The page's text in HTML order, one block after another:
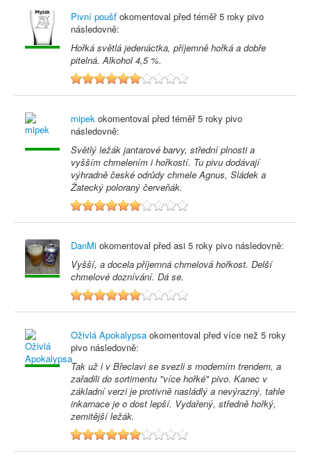
Pivní poušť okomentoval před téměř 5 roky pivo
následovně:
Hořká světlá jedenáctka, příjemně hořká a dobře
pitelná. Alkohol 4,5 %.
6
mipek okomentoval před téměř 5 roky pivo
následovně:
Světlý ležák jantarové barvy, střední plnosti a
vyšším chmelením i hořkostí. Tu pivu dodávají
výhradně české odrůdy chmele Agnus, Sládek a
Žatecký poloraný červeňák.
6
DanMi okomentoval před asi 5 roky pivo následovně:
Vyšší, a docela příjemná chmelová hořkost. Delší
chmelové doznívání. Dá se.
6
Oživlá Apokalypsa okomentoval před více než 5 roky
pivo následovně:
Tak už i v Břeclavi se svezli s moderním trendem, a
zařadili do sortimentu "více hořké" pivo. Kanec v
základní verzi je protivně nasládlý a nevýrazný, tahle
inkarnace je o dost lepší. Vydařený, středně hořký,
zemitější ležák.
6